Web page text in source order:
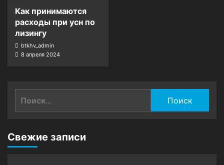
Как принимаются
расходы при усн по
лизингу
btkhv_admin
8 апреля 2024
Свежие записи